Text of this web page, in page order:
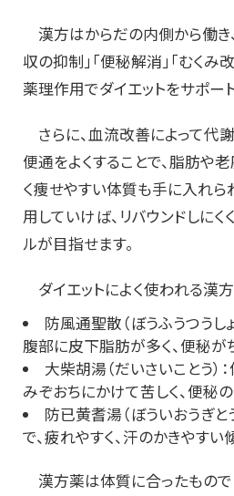
漢方はからだの内側から働き
収の抑制」「便秘解消」「むくみ
薬理作用でダイエットをサポート
さらに、血流改善によって代
便通をよくすることで、脂肪や
く痩せやすい体質も手に入れら
用していけば、リバウンドしに
ルが目指せます。
ダイエットによく使われる漢
防風通聖散（ぼうふうつうし
腹部に皮下脂肪が多く、便秘が
大柴胡湯（だいさいことう）
みぞおちにかけて苦しく、便秘
防已黄耆湯（ぼういおうぎと
で、疲れやすく、汗のかきやす
漢方薬は体質に合ったもの